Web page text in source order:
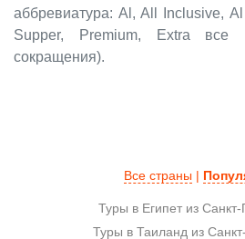
аббревиатура: Al, All Inclusive,
Supper, Premium, Extra все
сокращения).
Все страны |
Туры в Египет из Санкт-
Туры в Таиланд из